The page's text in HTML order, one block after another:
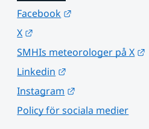
Facebook
X
SMHIs meteorologer på X
Linkedin
Instagram
Policy för sociala medier